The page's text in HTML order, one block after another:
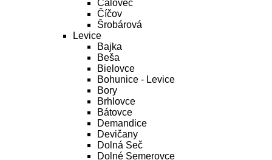
Čalovec
Číčov
Šrobárová
Levice
Bajka
Beša
Bielovce
Bohunice - Levice
Bory
Brhlovce
Bátovce
Demandice
Devičany
Dolná Seč
Dolné Semerovce